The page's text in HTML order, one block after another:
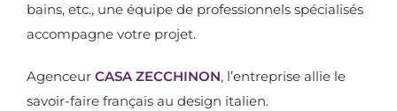
bains, etc., une équipe de professionnels spécialisés
accompagne votre projet.
Agenceur CASA ZECCHINON, l’entreprise allie le
savoir-faire français au design italien.